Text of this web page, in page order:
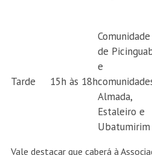
Tarde 15h às 18h
Comunidade
de
e
Almada,
Estaleiro e
Ubatumirim
Vale destacar que caberá à